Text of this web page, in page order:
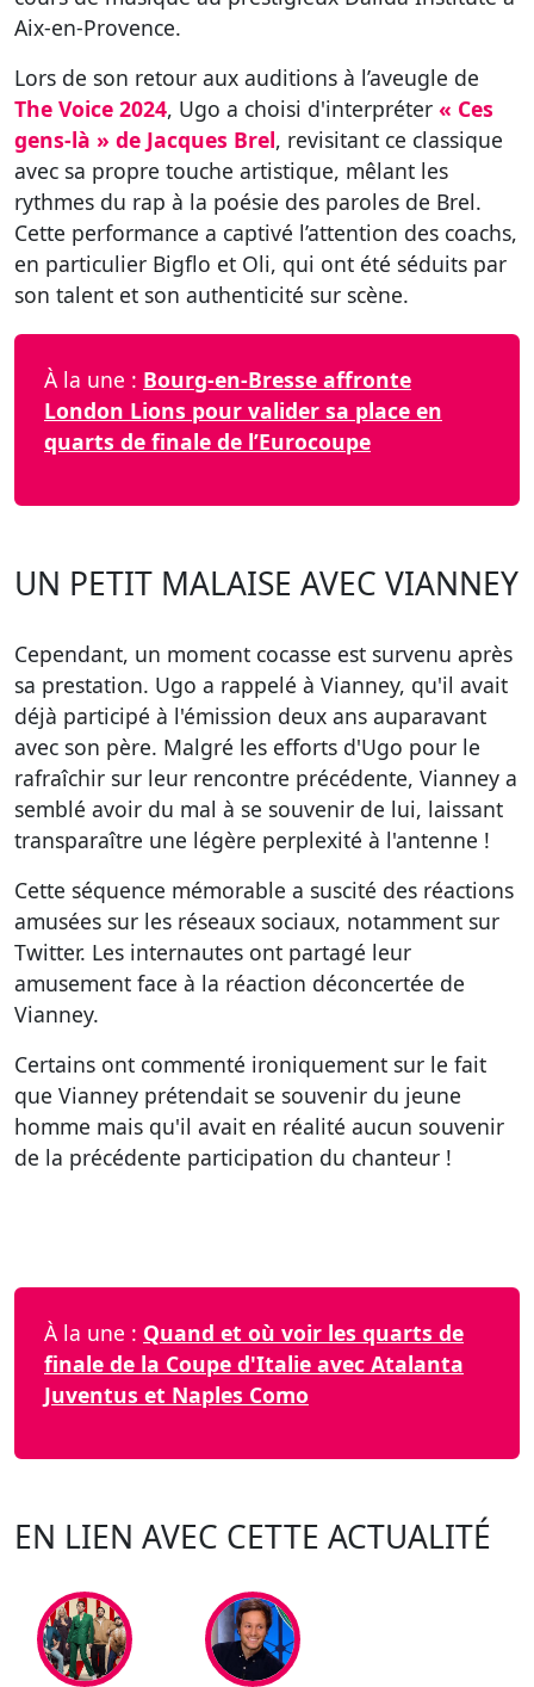
Aix-en-Provence.
Lors de son retour aux auditions à l’aveugle de
The Voice 2024, Ugo a choisi d'interpréter « Ces
gens-là » de Jacques Brel, revisitant ce classique
avec sa propre touche artistique, mêlant les
rythmes du rap à la poésie des paroles de Brel.
Cette performance a captivé l’attention des coachs,
en particulier Bigflo et Oli, qui ont été séduits par
son talent et son authenticité sur scène.
À la une : Bourg-en-Bresse affronte
London Lions pour valider sa place en
quarts de finale de l’Eurocoupe
UN PETIT MALAISE AVEC VIANNEY
Cependant, un moment cocasse est survenu après
sa prestation. Ugo a rappelé à Vianney, qu'il avait
déjà participé à l'émission deux ans auparavant
avec son père. Malgré les efforts d'Ugo pour le
rafraîchir sur leur rencontre précédente, Vianney a
semblé avoir du mal à se souvenir de lui, laissant
transparaître une légère perplexité à l'antenne !
Cette séquence mémorable a suscité des réactions
amusées sur les réseaux sociaux, notamment sur
Twitter. Les internautes ont partagé leur
amusement face à la réaction déconcertée de
Vianney.
Certains ont commenté ironiquement sur le fait
que Vianney prétendait se souvenir du jeune
homme mais qu'il avait en réalité aucun souvenir
de la précédente participation du chanteur !
À la une : Quand et où voir les quarts de
finale de la Coupe d'Italie avec Atalanta
Juventus et Naples Como
EN LIEN AVEC CETTE ACTUALITÉ